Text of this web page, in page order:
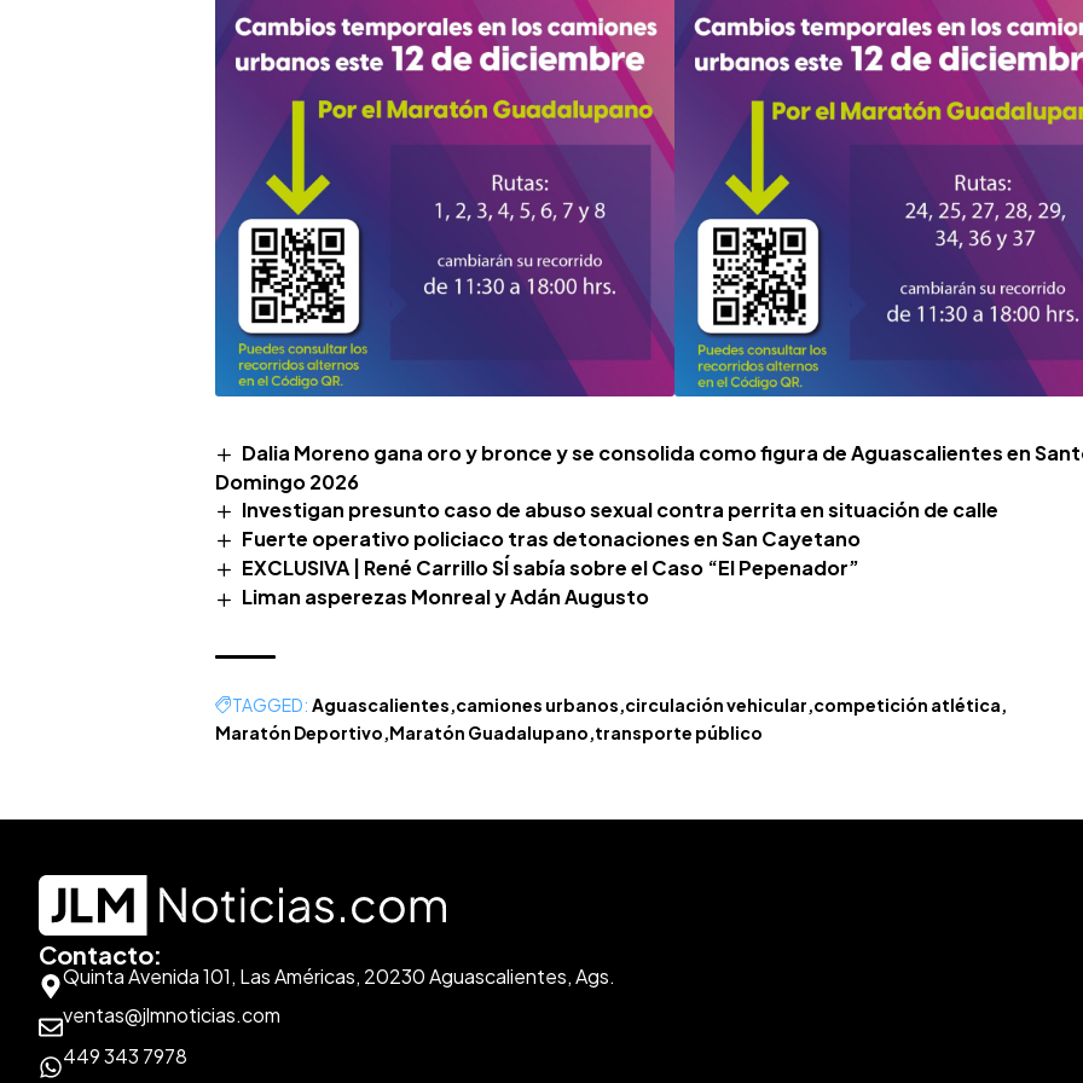
Dalia Moreno gana oro y bronce y se consolida como figura de Aguascalientes en
Domingo 2026
Investigan presunto caso de abuso sexual contra perrita en situación de calle
Fuerte operativo policiaco tras detonaciones en San Cayetano
EXCLUSIVA | René Carrillo SÍ sabía sobre el Caso “El Pepenador”
Liman asperezas Monreal y Adán Augusto
TAGGED: Aguascalientes camiones urbanos circulación vehicular competición atlética
Maratón Deportivo Maratón Guadalupano transporte público
Contacto:
Quinta Avenida 101, Las Américas, 20230 Aguascalientes, Ags.
ventas@jlmnoticias.com
449 343 7978